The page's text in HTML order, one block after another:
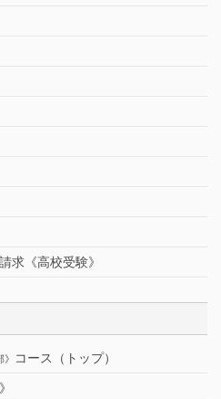
求《高校受験》
コース（トップ）